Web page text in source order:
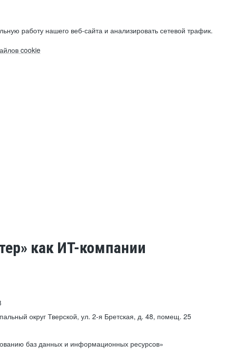
работу нашего веб-сайта и анализировать сетевой трафик.
cookie
как ИТ-компании
округ Тверской, ул. 2-я Бретская, д. 48, помещ. 25
баз данных и информационных ресурсов»